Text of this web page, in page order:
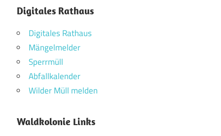
Digitales Rathaus
Digitales Rathaus
Mängelmelder
Sperrmüll
Abfallkalender
Wilder Müll melden
Waldkolonie Links